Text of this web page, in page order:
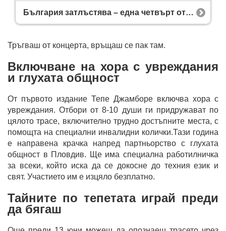
България затлъстява – една четвърт от населението е в опасност
Тръгваш от концерта, връщаш се пак там.
Включване на хора с увреждания
и глухата общност
От първото издание Тепе Джамборе включва хора с
увреждания. Отбори от 8-10 души ги придружават по
цялото трасе, включително трудно достъпните места, с
помощта на специални инвалидни колички.Тази година
е направена крачка напред партньорство с глухата
общност в Пловдив. Ще има специална работилничка
за всеки, който иска да се докосне до техния език и
свят. Участието им е изцяло безплатно.
Тайните по тепетата играй преди
да бягаш